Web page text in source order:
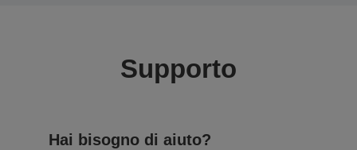
Supporto
Hai bisogno di aiuto?